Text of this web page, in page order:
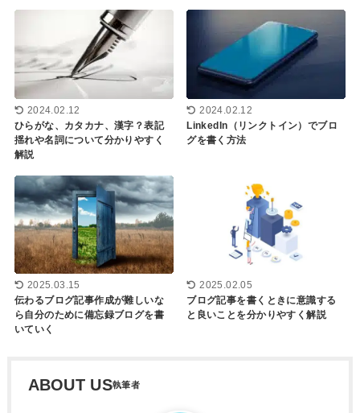
2024.02.12
ひらがな、カタカナ、漢字？表記
揺れや名詞について分かりやすく
解説
2024.02.12
LinkedIn（リンクトイン）でブロ
グを書く方法
2025.03.15
伝わるブログ記事作成が難しいな
ら自分のために備忘録ブログを書
いていく
2025.02.05
ブログ記事を書くときに意識する
と良いことを分かりやすく解説
ABOUT US